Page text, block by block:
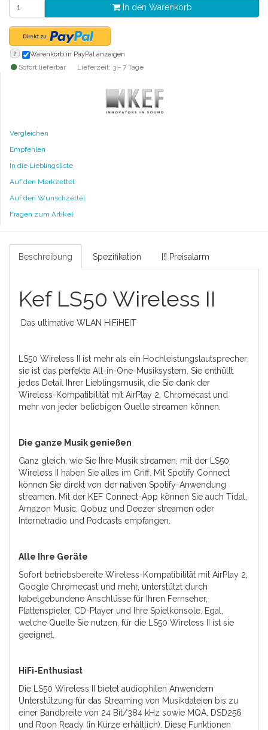
In den Warenkorb
? Warenkorb in PayPal anzeigen
Sofort lieferbar Lieferzeit: 3 - 7 Tage
Vergleichen
Empfehlen
In die Lieblingsliste
Auf den Merkzettel
Auf den Wunschzettel
Fragen zum Artikel
Beschreibung Spezifikation [!] Preisalarm
Kef LS50 Wireless II
Das ultimative WLAN HiFiHEIT
LS50 Wireless II ist mehr als ein Hochleistungslautsprecher;
sie ist das perfekte All-in-One-Musiksystem. Sie enthüllt
jedes Detail Ihrer Lieblingsmusik, die Sie dank der
Wireless-Kompatibilität mit AirPlay 2, Chromecast und
mehr von jeder beliebigen Quelle streamen können.
Die ganze Musik genießen
Ganz gleich, wie Sie Ihre Musik streamen, mit der LS50
Wireless II haben Sie alles im Griff. Mit Spotify Connect
können Sie direkt von der nativen Spotify-Anwendung
streamen. Mit der KEF Connect-App können Sie auch Tidal,
Amazon Music, Qobuz und Deezer streamen oder
Internetradio und Podcasts empfangen.
Alle Ihre Geräte
Sofort betriebsbereite Wireless-Kompatibilität mit AirPlay 2,
Google Chromecast und mehr, unterstützt durch
kabelgebundene Anschlüsse für Ihren Fernseher,
Plattenspieler, CD-Player und Ihre Spielkonsole. Egal,
welche Quelle Sie nutzen, für die LS50 Wireless II ist sie
geeignet.
HiFi-Enthusiast
Die LS50 Wireless II bietet audiophilen Anwendern
Unterstützung für das Streaming von Musikdateien bis zu
einer Bandbreite von 24 Bit/384 kHz sowie MQA, DSD256
und Roon Ready (in Kürze erhältlich). Diese Funktionen